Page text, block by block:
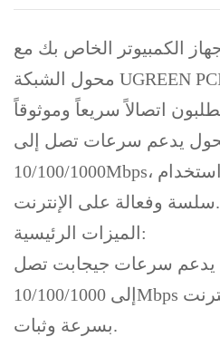
الكمبيوتر الخاص بك مع
محول الشبكة UGREEN PCI Express. مصمم
اتصالاً سريعاً وموثوقاً
يدعم سرعات تصل إلى
10/100/1000Mbps، مما يضمن تجربة استخدام
سلسة وفعالة على الإنترنت.
الميزات الرئيسية:
يدعم سرعات جيجابت تصل
إلى 10/100/1000Mbps للوصول إلى الإنترنت
بسرعة وثبات.